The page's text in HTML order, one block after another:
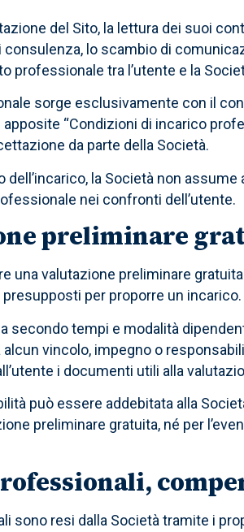
del Sito, la lettura dei suoi
lo scambio di
professionale tra l’utente e la
sorge esclusivamente con il
apposite “Condizioni di incarico
da parte della Società.
dell’incarico, la Società non
nei confronti dell’utente.
preliminare
una valutazione preliminare
per proporre un incarico.
secondo tempi e modalità
vincolo, impegno o
i documenti utili alla
può essere addebitata alla
preliminare gratuita, né per
sono resi dalla Società tramite i